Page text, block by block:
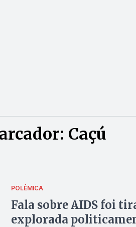
Caçú
POLÊMICA
Fala sobre AIDS foi
explorada